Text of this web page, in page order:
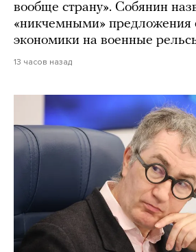
вообще страну». Собянин
«никчемными» предложения
экономики на военные
13 часов назад